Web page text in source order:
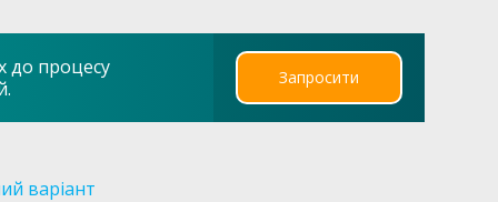
до процесу
Запросити
варіант